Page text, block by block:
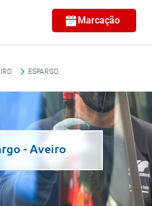
Marcação
ESPARGO
- Aveiro